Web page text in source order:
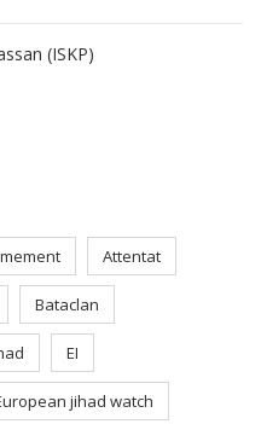
(ISKP)
Attentat
Bataclan
EI
jihad watch